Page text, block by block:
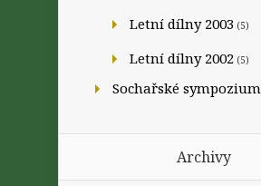
Letní dílny 2003 (5)
Letní dílny 2002 (5)
Sochařské sympozium
Archivy